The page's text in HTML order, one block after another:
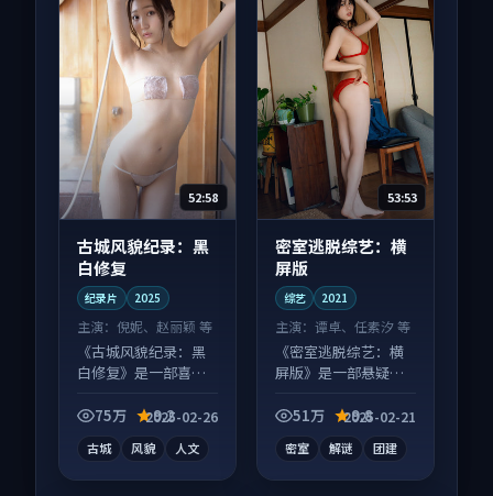
52:58
古城风貌纪录：黑
白修复
纪录片 2025
主演： 倪妮、赵丽颖 等
《古城风貌纪录：黑
白修复》是一部喜剧
彩蛋别错过，字幕区
75万 9.2
2025-02-26
古城 风貌 人文
53:53
密室逃脱综艺：横
屏版
综艺 2021
主演：谭卓、任素汐 等
《密室逃脱综艺：横
屏版》是一部悬疑向
并行，细节值得二刷
51万 9.8
2025-02-21
密室 解谜 团建